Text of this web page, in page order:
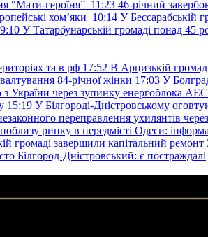
“Мати-героїня” 11:23 46-річний
хом’яки 10:14 У Бессарабській
У Татарбунарській громаді понад 45
та в рф 17:52 В Арцизькій
84-річної жінки 17:03 У
з України через зупинку енергоблока
15:19 У Білгороді-Дністровському
переправлення ухилянтів
ринку в передмісті Одеси:
громаді завершили капітальний ремонт
Білгород-Дністровський: є постраждалі